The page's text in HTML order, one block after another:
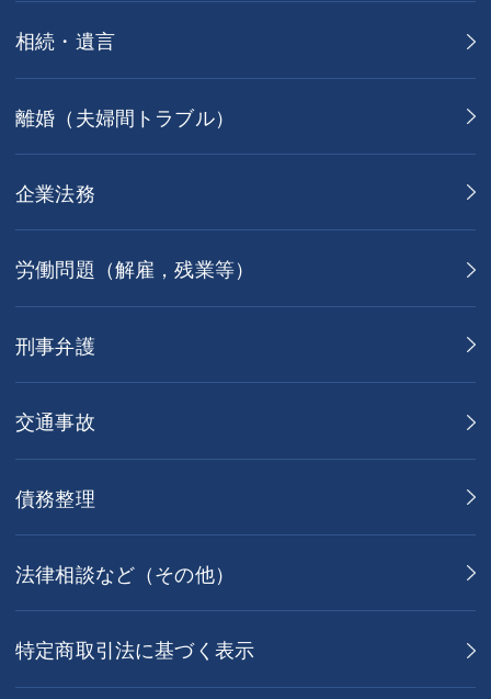
相続・遺言
離婚（夫婦間トラブル）
企業法務
労働問題（解雇，残業等）
刑事弁護
交通事故
債務整理
法律相談など（その他）
特定商取引法に基づく表示